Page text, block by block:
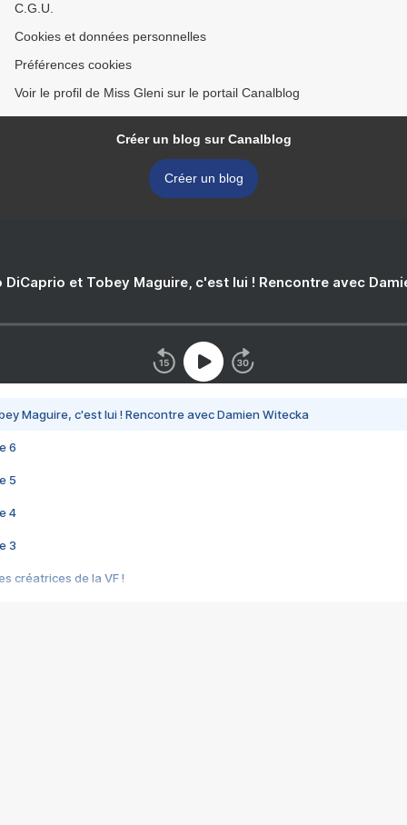
C.G.U.
Cookies et données personnelles
Préférences cookies
Voir le profil de Miss Gleni sur le portail Canalblog
Créer un blog sur Canalblog
Créer un blog
DiCaprio et Tobey Maguire, c'est lui ! Rencontre avec
Maguire, c'est lui ! Rencontre avec Damien Witecka
6
5
4
3
créatrices de la VF !